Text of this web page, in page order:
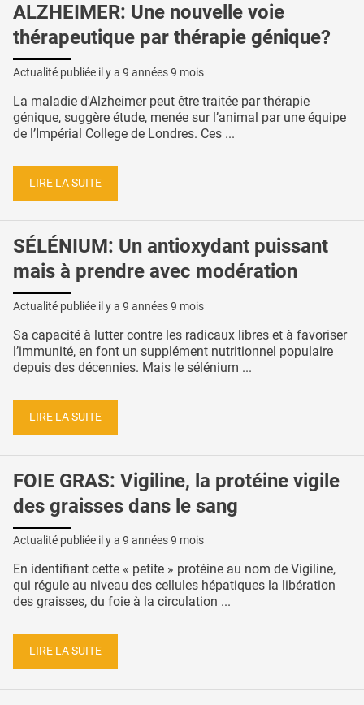
ALZHEIMER: Une nouvelle voie
thérapeutique par thérapie génique?
Actualité publiée il y a 9 années 9 mois
La maladie d'Alzheimer peut être traitée par thérapie
génique, suggère étude, menée sur l’animal par une équipe
de l’Impérial College de Londres. Ces ...
LIRE LA SUITE
SÉLÉNIUM: Un antioxydant puissant
mais à prendre avec modération
Actualité publiée il y a 9 années 9 mois
Sa capacité à lutter contre les radicaux libres et à favoriser
l’immunité, en font un supplément nutritionnel populaire
depuis des décennies. Mais le sélénium ...
LIRE LA SUITE
FOIE GRAS: Vigiline, la protéine vigile
des graisses dans le sang
Actualité publiée il y a 9 années 9 mois
En identifiant cette « petite » protéine au nom de Vigiline,
qui régule au niveau des cellules hépatiques la libération
des graisses, du foie à la circulation ...
LIRE LA SUITE